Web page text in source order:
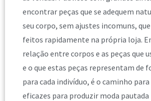
encontrar peças que se adequem
seu corpo, sem ajustes incomuns,
feitos rapidamente na própria loja.
relação entre corpos e as peças que
e o que estas peças representam de
para cada indivíduo, é o caminho
eficazes para produzir moda pautada